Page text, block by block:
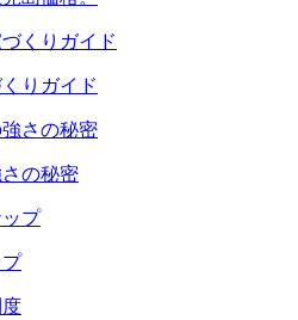
りガイド
の秘密